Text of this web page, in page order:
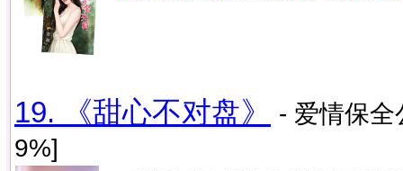
19. 《甜心不对盘》
- 爱情保
9%]